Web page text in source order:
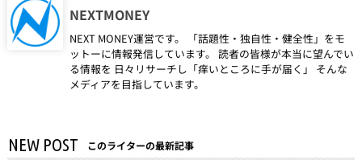
NEXTMONEY
NEXT MONEY運営です。 「話題性・独自性・健全性」をモ
ットーに情報発信しています。 読者の皆様が本当に望んでい
る情報を 日々リサーチし「痒いところに手が届く」 そんな
メディアを目指しています。
NEW POST このライターの最新記事